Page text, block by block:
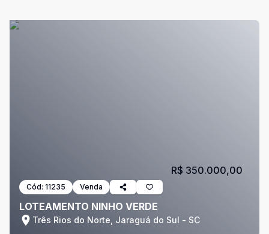
Cód: 11235 Venda
LOTEAMENTO NINHO VERDE
Três Rios do Norte, Jaraguá do Sul - SC
R$ 350.000,00